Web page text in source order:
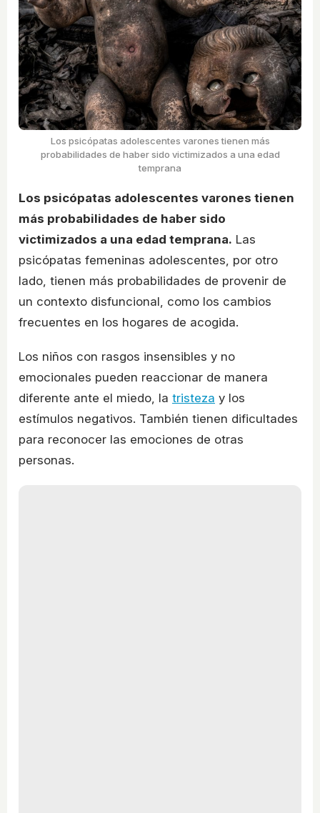
Los psicópatas adolescentes varones tienen más
probabilidades de haber sido victimizados a una edad
temprana
Los psicópatas adolescentes varones tienen
más probabilidades de haber sido
victimizados a una edad temprana. Las
psicópatas femeninas adolescentes, por otro
lado, tienen más probabilidades de provenir de
un contexto disfuncional, como los cambios
frecuentes en los hogares de acogida.
Los niños con rasgos insensibles y no
emocionales pueden reaccionar de manera
diferente ante el miedo, la tristeza y los
estímulos negativos. También tienen dificultades
para reconocer las emociones de otras
personas.